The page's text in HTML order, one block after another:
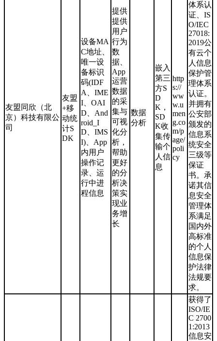
友盟同欣（北
京）科技有限公
司
友盟
+移
动统
计S
DK
设备MA
C地址、
唯一设
备标识
码(IDF
A、IME
I、OAI
D、And
roid_I
D、IMS
I)、App
内用户
操作记
录、运
行中进
程信息
提供
提供
用户
行为
数
据、
App
运营
数据
的采
集与
可视
化分
析，
帮助
更好
的分
析决
策实
现业
务增
长
数据
分析
嵌入
第三
方S
D
K，
SD
K收
集传
输个
人信
息
http
s://
ww
w.u
men
g.co
m/p
age/
poli
cy
体系认
证、IS
O/IEC
27018:
2019公
有云个
人信息
保护管
理体系
认证。
并拥有
公安部
颁发的
信息系
统安全
三级等
保证
书。承
诺其信
息安全
管理体
系满足
国内外
高标准
的个人
信息保
护法律
法规要
求。
获得了
ISO/IE
C 2700
1:2013
信息安